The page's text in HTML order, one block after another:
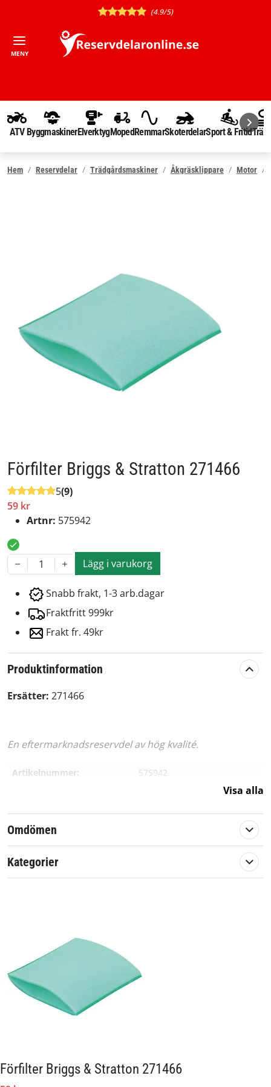
(4.9/5)
MENY
ATV ByggmaskinerElverktygMopedRemmarSkoterdelarSport & Fritid
Hem Reservdelar Trädgårdsmaskiner Åkgräsklippare Motor
Förfilter Briggs & Stratton 271466
5(9)
59 kr
Artnr: 575942
1 Lägg i varukorg
Snabb frakt, 1-3 arb.dagar
Fraktfritt 999kr
Frakt fr. 49kr
Produktinformation
Ersätter: 271466
En eftermarknadsreservdel av hög kvalité.
Artikelnummer:
575942
Visa alla
Omdömen
Kategorier
Förfilter Briggs & Stratton 271466